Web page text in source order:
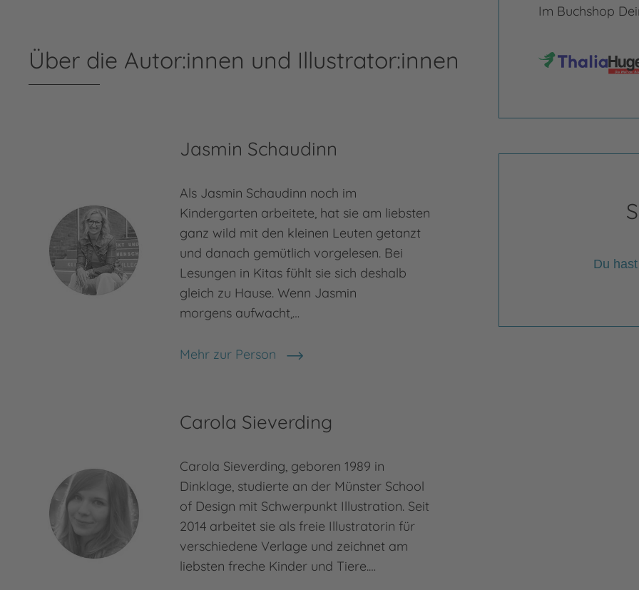
Im Buchshop
Du
Über die Autor:innen und Illustrator:innen
Jasmin Schaudinn
Als Jasmin Schaudinn noch im
Kindergarten arbeitete, hat sie am liebsten
ganz wild mit den kleinen Leuten getanzt
und danach gemütlich vorgelesen. Bei
Lesungen in Kitas fühlt sie sich deshalb
gleich zu Hause. Wenn Jasmin
morgens aufwacht,…
Mehr zur Person
Jasmin Schaudinn
Carola Sieverding
Carola Sieverding, geboren 1989 in
Dinklage, studierte an der Münster School
of Design mit Schwerpunkt Illustration. Seit
2014 arbeitet sie als freie Illustratorin für
verschiedene Verlage und zeichnet am
liebsten freche Kinder und Tiere.…